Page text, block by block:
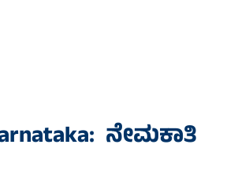
ನೇಮಕಾತಿ